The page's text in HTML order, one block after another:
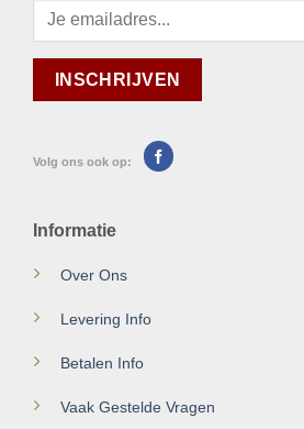
Volg ons ook op:
Informatie
Over Ons
Levering Info
Betalen Info
Vaak Gestelde Vragen